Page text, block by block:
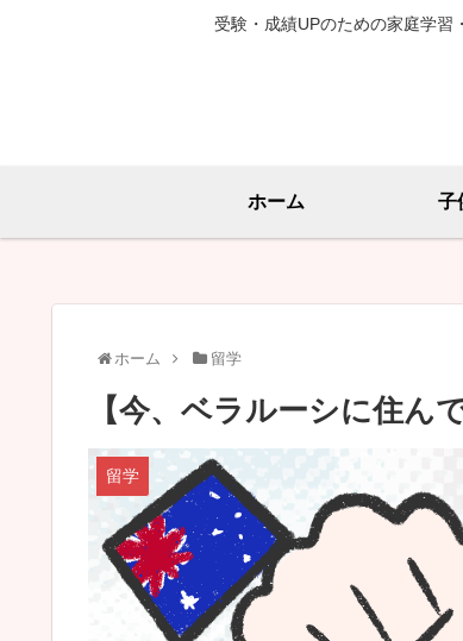
受験・成績UPのための家庭学習
ホーム 子
ホーム 留学
【今、ベラルーシに住ん
留学